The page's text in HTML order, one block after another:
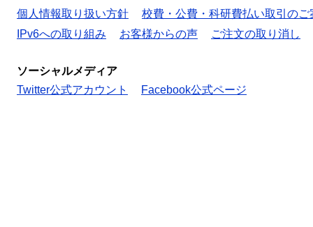
個人情報取り扱い方針
校費・公費・科研費払い取引のご
IPv6への取り組み
お客様からの声 ご注文の取り消し
ソーシャルメディア
Twitter公式アカウント
Facebook公式ページ